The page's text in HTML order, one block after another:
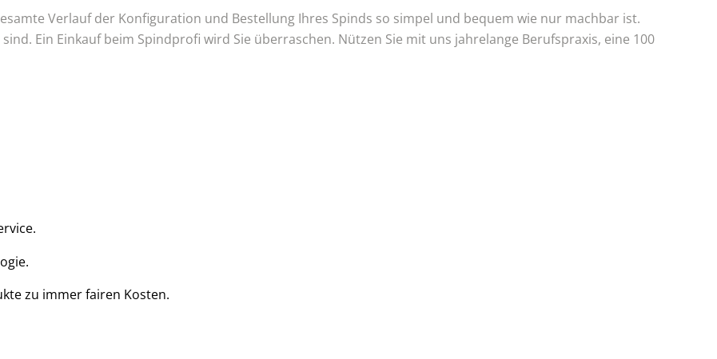
Verlauf der Konfiguration und Bestellung Ihres Spinds so simpel und bequem wie nur machbar ist.
Ein Einkauf beim Spindprofi wird Sie überraschen. Nützen Sie mit uns jahrelange Berufspraxis, eine 100
zu immer fairen Kosten.